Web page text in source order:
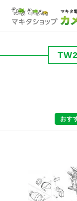
おす